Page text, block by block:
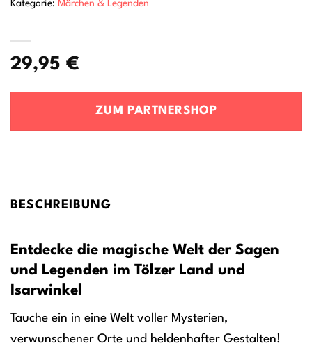
29,95 €
ZUM PARTNERSHOP
Kategorie: Märchen & Legenden
BESCHREIBUNG
Entdecke die magische Welt der Sagen
und Legenden im Tölzer Land und
Isarwinkel
Tauche ein in eine Welt voller Mysterien,
verwunschener Orte und heldenhafter Gestalten!